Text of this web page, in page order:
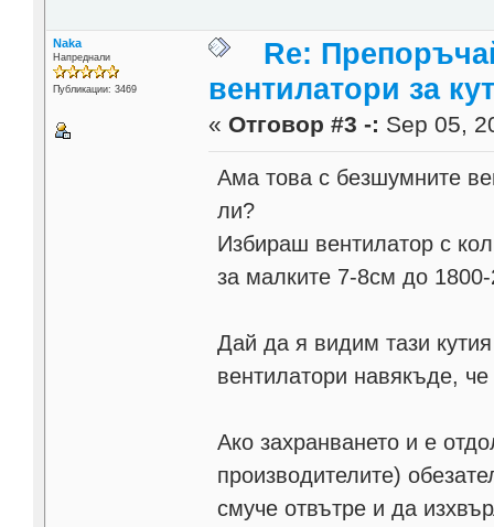
Naka
Напреднали
Публикации: 3469
Re:
вентилатори за
« Отговор #3 -: Sep 05,
Ама това с безшумните
ли?
Избираш вентилатор с
за малките 7-8см до
Дай да я видим тази
вентилатори навякъде,
Ако захранването и е
производителите)
смуче отвътре и да